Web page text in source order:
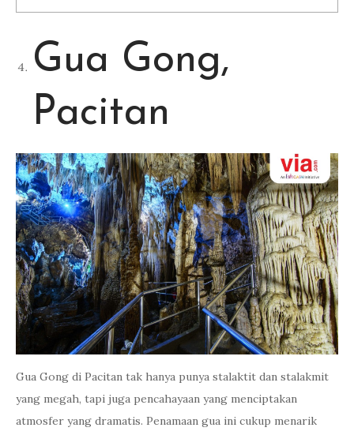
Gua Gong,
Pacitan
Gua Gong di Pacitan tak hanya punya stalaktit dan stalakmit
yang megah, tapi juga pencahayaan yang menciptakan
atmosfer yang dramatis. Penamaan gua ini cukup menarik